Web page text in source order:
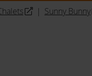
| Sunny Bunny